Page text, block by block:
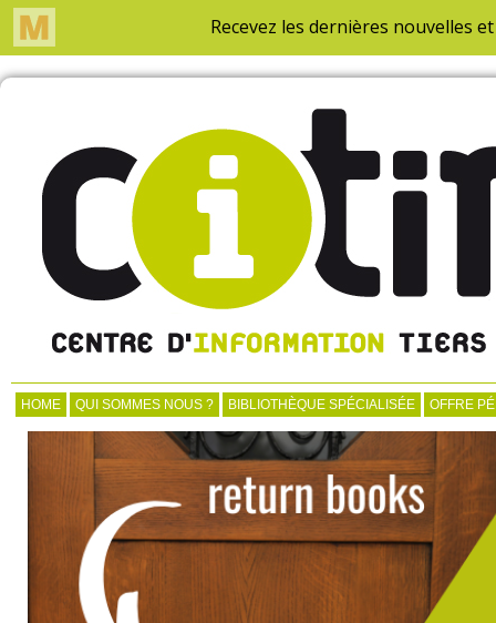
HOME QUI SOMMES NOUS ? BIBLIOTHÈQUE SPÉCIALISÉE OFFRE